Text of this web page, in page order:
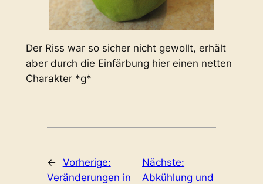
Der Riss war so sicher nicht gewollt, erhält
aber durch die Einfärbung hier einen netten
Charakter *g*
← Vorherige:
Veränderungen in
Nächste:
Abkühlung und